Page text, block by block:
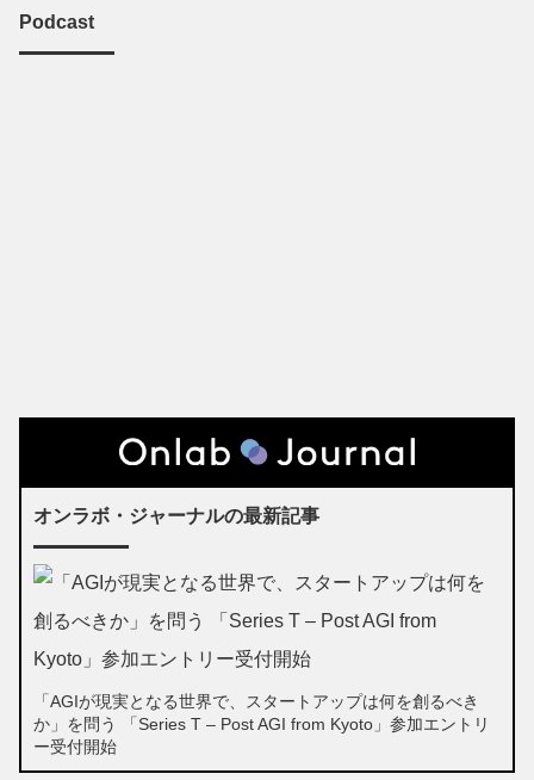
Podcast
オンラボ・ジャーナルの最新記事
「AGIが現実となる世界で、スタートアップは何を創るべき
か」を問う 「Series T – Post AGI from Kyoto」参加エントリ
ー受付開始